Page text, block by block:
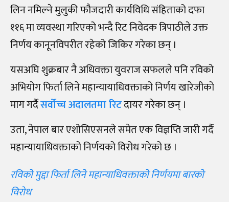
लिन नमिल्ने मुलुकी फौजदारी कार्यविधि संहिताको दफा
११६ मा व्यवस्था गरिएको भन्दै रिट निवेदक त्रिपाठीले उक्त
निर्णय कानूनविपरीत रहेको जिकिर गरेका छन् ।
यसअघि शुक्रबार नै अधिवक्ता युवराज सफलले पनि रविको
अभियोग फिर्ता लिने महान्यायाधिवक्ताको निर्णय खारेजीको
माग गर्दैसर्वोच्च अदालतमा रिटदायर गरेका छन् ।
उता, नेपाल बार एशोसिएसनले समेत एक विज्ञप्ति जारी गर्दै
महान्यायाधिवक्ताको निर्णयको विरोध गरेको छ ।
रविको मुद्दा फिर्ता लिने महान्याधिवक्ताको निर्णयमा बारको
विरोध